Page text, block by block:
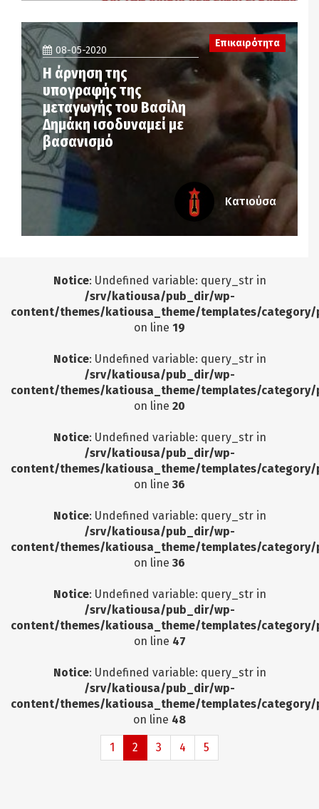
08-05-2020
Η άρνηση της
υπογραφής της
μεταγωγής του Βασίλη
Δημάκη ισοδυναμεί με
βασανισμό
Επικαιρότητα
Κατιούσα
Notice: Undefined variable: query_str in
/srv/katiousa/pub_dir/wp-
content/themes/katiousa_theme/templates/
on line 19
Notice: Undefined variable: query_str in
/srv/katiousa/pub_dir/wp-
content/themes/katiousa_theme/templates/
on line 20
Notice: Undefined variable: query_str in
/srv/katiousa/pub_dir/wp-
content/themes/katiousa_theme/templates/
on line 36
Notice: Undefined variable: query_str in
/srv/katiousa/pub_dir/wp-
content/themes/katiousa_theme/templates/
on line 36
Notice: Undefined variable: query_str in
/srv/katiousa/pub_dir/wp-
content/themes/katiousa_theme/templates/
on line 47
Notice: Undefined variable: query_str in
/srv/katiousa/pub_dir/wp-
content/themes/katiousa_theme/templates/
on line 48
1 2 3 4 5